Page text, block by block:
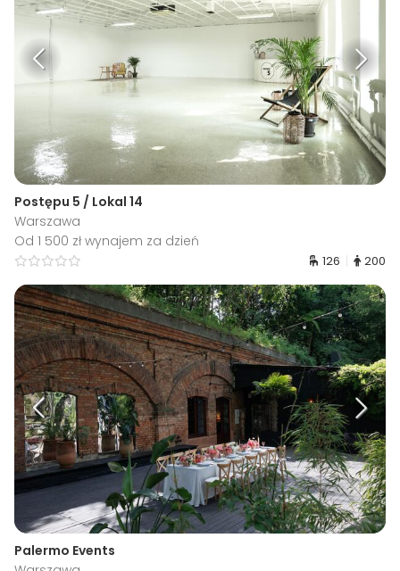
Postępu 5 / Lokal 14
Warszawa
Od 1 500 zł wynajem za dzień
126 200
Palermo Events